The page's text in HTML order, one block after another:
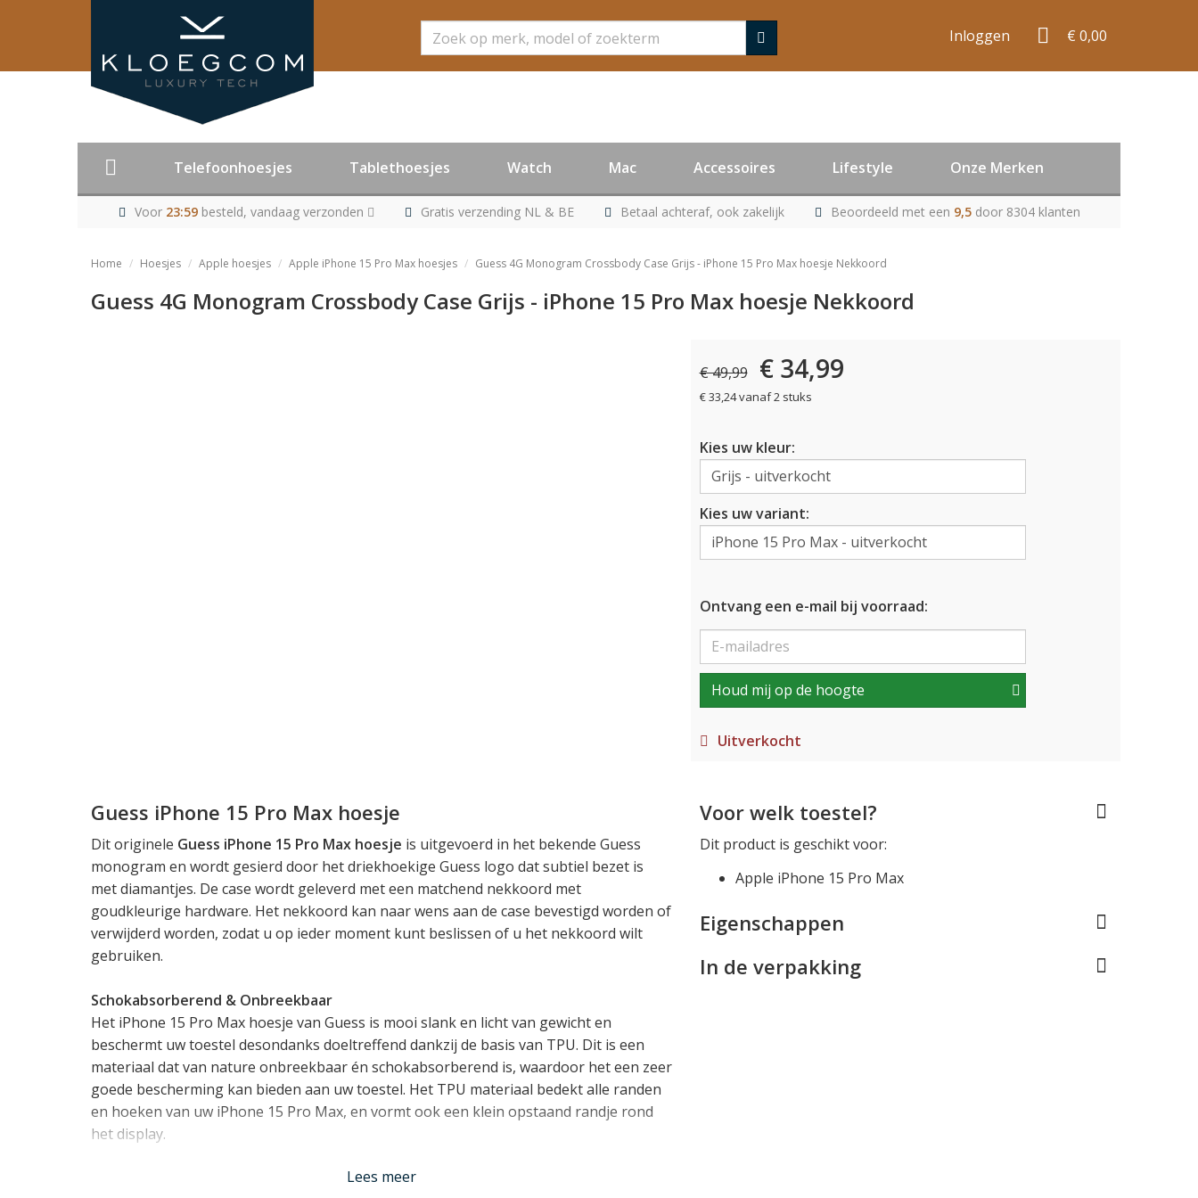
Zoeken Inloggen € 0,00
Telefoonhoesjes Tablethoesjes Watch Mac Accessoires Lifestyle Onze Merken
Voor 23:59besteld, vandaag verzonden Gratis verzending NL & BE Betaal achteraf, ook zakelijk Beoordeeld met een 9,5 door 8304 klanten
Home Hoesjes Apple hoesjes Apple iPhone 15 Pro Max hoesjes Guess 4G Monogram Crossbody Case Grijs - iPhone 15 Pro Max hoesje Nekkoord
Guess 4G Monogram Crossbody Case Grijs - iPhone 15 Pro Max hoesje Nekkoord
€ 49,99 € 34,99
€ 33,24 vanaf 2 stuks
Kies uw kleur:
Kies uw variant:
Ontvang een e-mail bij voorraad:
Houd mij op de hoogte
Uitverkocht
Guess iPhone 15 Pro Max hoesje
Dit originele Guess iPhone 15 Pro Max hoesje is uitgevoerd in het bekende Guess
monogram en wordt gesierd door het driekhoekige Guess logo dat subtiel bezet is
met diamantjes. De case wordt geleverd met een matchend nekkoord met
goudkleurige hardware. Het nekkoord kan naar wens aan de case bevestigd worden of
verwijderd worden, zodat u op ieder moment kunt beslissen of u het nekkoord wilt
gebruiken.
Schokabsorberend & Onbreekbaar
Het iPhone 15 Pro Max hoesje van Guess is mooi slank en licht van gewicht en
beschermt uw toestel desondanks doeltreffend dankzij de basis van TPU. Dit is een
materiaal dat van nature onbreekbaar én schokabsorberend is, waardoor het een zeer
goede bescherming kan bieden aan uw toestel. Het TPU materiaal bedekt alle randen
en hoeken van uw iPhone 15 Pro Max, en vormt ook een klein opstaand randje rond
het display.
Lees meer
Voor welk toestel?
Dit product is geschikt voor:
Apple iPhone 15 Pro Max
Eigenschappen
In de verpakking